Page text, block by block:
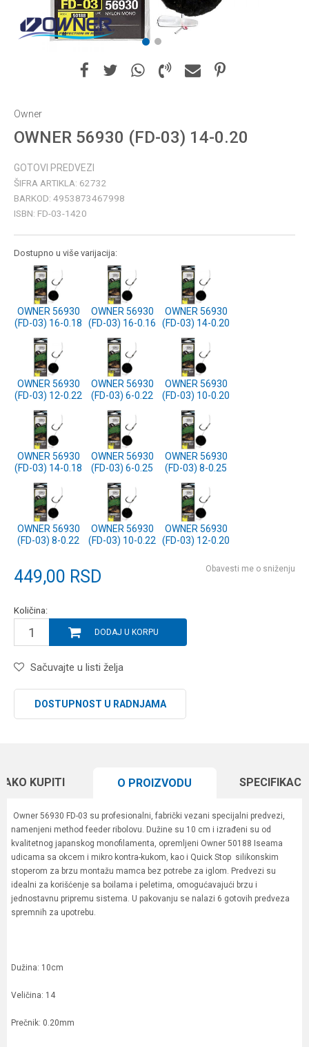
1 2
Owner
OWNER 56930 (FD-03) 14-0.20
GOTOVI PREDVEZI
ŠIFRA ARTIKLA: 62732
BARKOD: 4953873467998
ISBN: FD-03-1420
Dostupno u više varijacija:
OWNER 56930
(FD-03) 16-0.18
OWNER 56930
(FD-03) 16-0.16
OWNER 56930
(FD-03) 14-0.20
OWNER 56930
(FD-03) 12-0.22
OWNER 56930
(FD-03) 6-0.22
OWNER 56930
(FD-03) 10-0.20
OWNER 56930
(FD-03) 14-0.18
OWNER 56930
(FD-03) 6-0.25
OWNER 56930
(FD-03) 8-0.25
OWNER 56930
(FD-03) 8-0.22
OWNER 56930
(FD-03) 10-0.22
OWNER 56930
(FD-03) 12-0.20
449,00 RSD Obavesti me o sniženju
Količina:
DODAJ U KORPU
Sačuvajte u listi želja
DOSTUPNOST U RADNJAMA
KUPITI O PROIZVODU
Owner 56930 FD-03 su profesionalni, fabrički vezani specijalni predvezi,
namenjeni method feeder ribolovu. Dužine su 10 cm i izrađeni su od
kvalitetnog japanskog monofilamenta, opremljeni Owner 50188 Iseama
udicama sa okcem i mikro kontra-kukom, kao i Quick Stop silikonskim
stoperom za brzu montažu mamca bez potrebe za iglom. Predvezi su
idealni za korišćenje sa boilama i peletima, omogućavajući brzu i
jednostavnu pripremu sistema. U pakovanju se nalazi 6 gotovih predveza
spremnih za upotrebu.
Dužina: 10cm
Veličina: 14
Prečnik: 0.20mm